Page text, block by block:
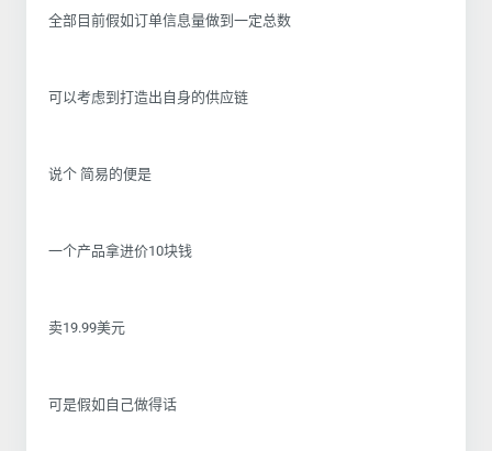
全部目前假如订单信息量做到一定总数
可以考虑到打造出自身的供应链
说个 简易的便是
一个产品拿进价10块钱
卖19.99美元
可是假如自己做得话